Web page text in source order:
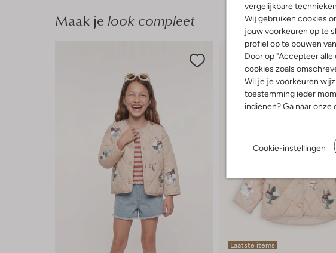
vergelijkbare
Wij gebruiken cookies
jouw voorkeuren op te
profiel op te bouwen
Door op "Accepteer alle
cookies zoals
Wil je je voorkeuren
toestemming ieder
indienen? Ga naar onze
Cookie-instellingen
Maak je look compleet
Laatste items